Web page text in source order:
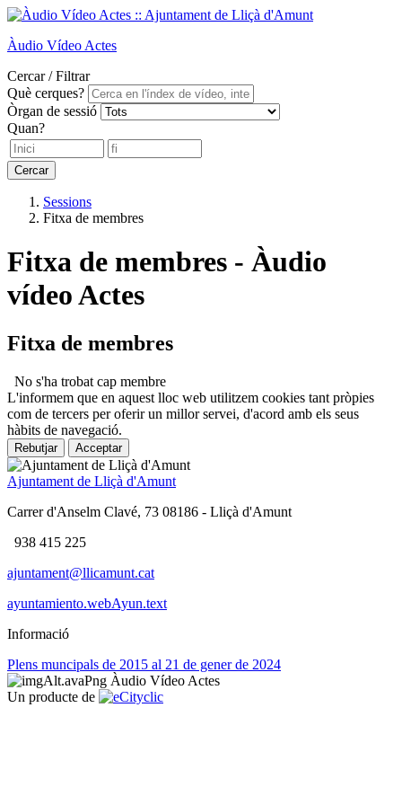
Àudio Vídeo Actes
Cercar / Filtrar
Què cerques?
Òrgan de sessió
Quan?
Cercar
Sessions
Fitxa de membres
Fitxa de membres - Àudio
vídeo Actes
Fitxa de membres
No s'ha trobat cap membre
L'informem que en aquest lloc web utilitzem cookies tant pròpies
com de tercers per oferir un millor servei, d'acord amb els seus
hàbits de navegació.
Rebutjar Acceptar
Ajuntament de Lliçà d'Amunt
Carrer d'Anselm Clavé, 73 08186 - Lliçà d'Amunt
938 415 225
ajuntament@llicamunt.cat
ayuntamiento.webAyun.text
Informació
Plens muncipals de 2015 al 21 de gener de 2024
Àudio Vídeo Actes
Un producte de